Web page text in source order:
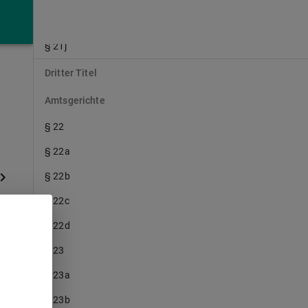
§ 21j
Dritter Titel
Amtsgerichte
§ 22
§ 22a
§ 22b
§ 22c
§ 22d
§ 23
§ 23a
§ 23b